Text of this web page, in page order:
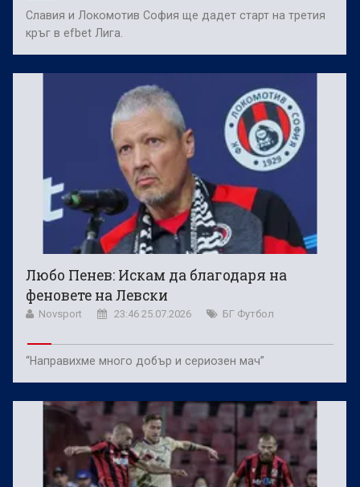
Славия и Локомотив София ще дадет старт на третия
кръг в efbet Лига.
Любо Пенев: Искам да благодаря на
феновете на Левски
Novsport 23:46 25.07.2026 БГ Футбол
“Направихме много добър и сериозен мач”